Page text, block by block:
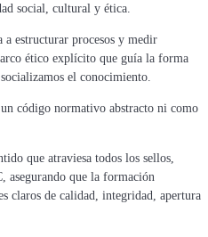
social, cultural y ética.
a estructurar procesos y medir
ético explícito que guía la forma
el conocimiento.
código normativo abstracto ni como
que atraviesa todos los sellos,
asegurando que la formación
claros de calidad, integridad, apertura